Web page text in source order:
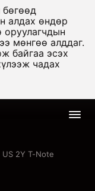
бөгөөд
алдах өндөр
оруулагчдын
мөнгөө алддаг.
байгаа эсэх
чадах
US 2Y T-Note